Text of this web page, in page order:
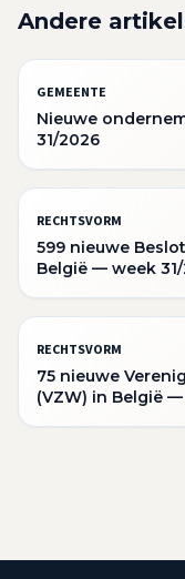
Andere
GEMEENTE
Nieuwe
31/2026
RECHTSVORM
599 nieuwe
België — week
RECHTSVORM
75 nieuwe
(VZW) in België